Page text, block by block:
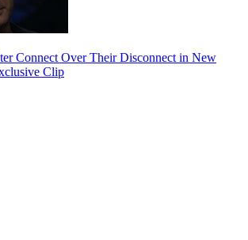
Connect Over Their Disconnect in New
Clip